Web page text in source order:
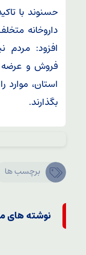
حسنوند با
داروخانه
افزود: مردم
فروش و عرضه
استان، موارد
بگذارند.
برچسب ها
نوشته های